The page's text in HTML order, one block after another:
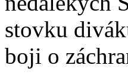
stovku
boji o